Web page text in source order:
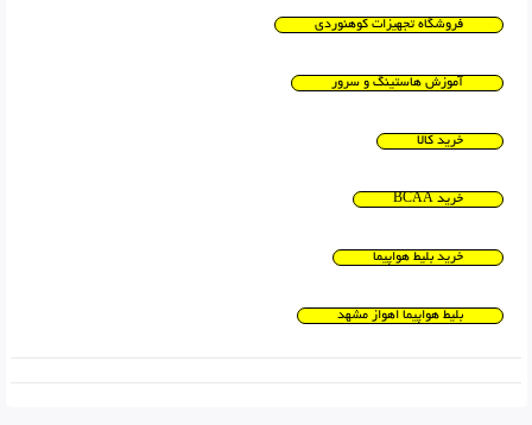
فروشگاه تجهیزات کوهنوردی
آموزش هاستینگ و سرور
خرید کالا
خرید BCAA
خرید بلیط هواپیما
بلیط هواپیما اهواز مشهد